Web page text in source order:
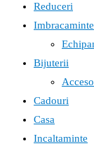
Reduceri
Imbracaminte
Bijuterii
Cadouri
Casa
Incaltaminte